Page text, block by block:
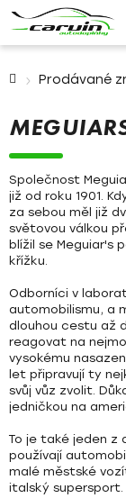
Prodávané
Společnost
již od roku 1901.
za sebou měl již
světovou válkou
blížil se Meguiar's
křížku.
Odborníci v
automobilismu, a
dlouhou cestu až
reagovat na
vysokému
let připravují ty
svůj vůz zvolit.
jedničkou na
To je také jeden z
používají
malé městské
italský supersport.